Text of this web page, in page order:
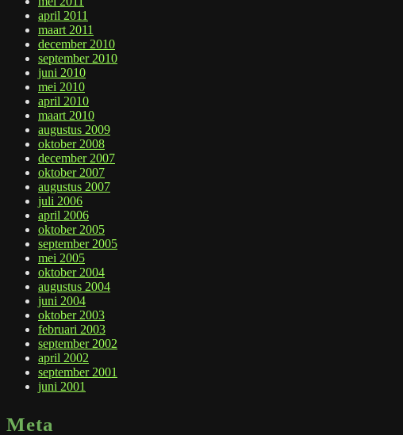
april 2011
maart 2011
december 2010
september 2010
juni 2010
mei 2010
april 2010
maart 2010
augustus 2009
oktober 2008
december 2007
oktober 2007
augustus 2007
juli 2006
april 2006
oktober 2005
september 2005
mei 2005
oktober 2004
augustus 2004
juni 2004
oktober 2003
februari 2003
september 2002
april 2002
september 2001
juni 2001
Meta